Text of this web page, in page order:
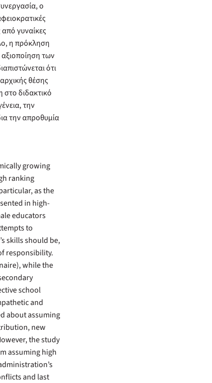
ο
γυναίκες
η πρόκληση
αξιοποίηση των
ότι
θέσης
στο διδακτικό
την
την απροθυμία
growing
ranking
as the
in high-
educators
to
skills should be,
responsibility.
while the
school
and
about assuming
new
the study
assuming high
and last